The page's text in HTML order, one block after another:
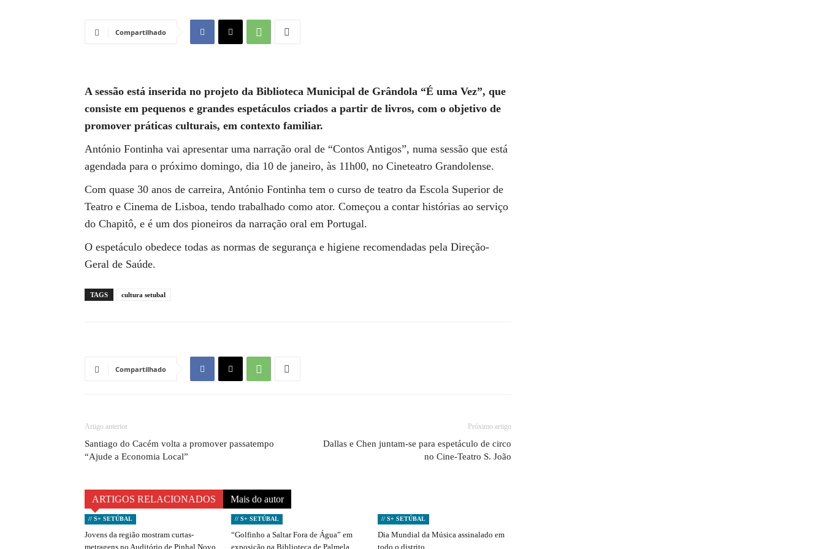
Compartilhado
A sessão está inserida no projeto da Biblioteca Municipal de Grândola “É uma Vez”, que
consiste em pequenos e grandes espetáculos criados a partir de livros, com o objetivo de
promover práticas culturais, em contexto familiar.
António Fontinha vai apresentar uma narração oral de “Contos Antigos”, numa sessão que está
agendada para o próximo domingo, dia 10 de janeiro, às 11h00, no Cineteatro Grandolense.
Com quase 30 anos de carreira, António Fontinha tem o curso de teatro da Escola Superior de
Teatro e Cinema de Lisboa, tendo trabalhado como ator. Começou a contar histórias ao serviço
do Chapitô, e é um dos pioneiros da narração oral em Portugal.
O espetáculo obedece todas as normas de segurança e higiene recomendadas pela Direção-
Geral de Saúde.
TAGS cultura setubal
Compartilhado
Artigo anterior
Santiago do Cacém volta a promover passatempo
“Ajude a Economia Local”
Próximo artigo
Dallas e Chen juntam-se para espetáculo de circo
no Cine-Teatro S. João
ARTIGOS RELACIONADOS Mais do autor
// S+ SETÚBAL
Jovens da região mostram curtas-
metragens no Auditório de Pinhal Novo
// S+ SETÚBAL
“Golfinho a Saltar Fora de Água” em
exposição na Biblioteca de Palmela
// S+ SETÚBAL
Dia Mundial da Música assinalado em
todo o distrito